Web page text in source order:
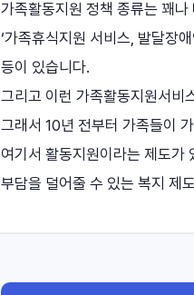
가족활동지원 정책 종류는 꽤나
‘가족휴식지원 서비스, 발달장
등이 있습니다.
그리고 이런 가족활동지원서비
그래서 10년 전부터 가족들이
여기서 활동지원이라는 제도가
부담을 덜어줄 수 있는 복지 제